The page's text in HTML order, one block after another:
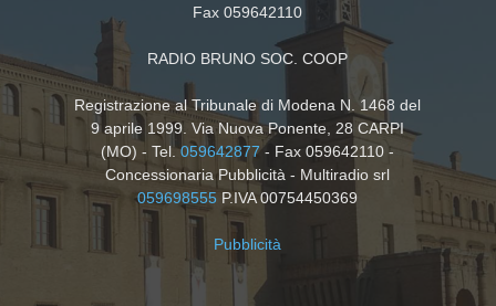
Fax 059642110
RADIO BRUNO SOC. COOP
Registrazione al Tribunale di Modena N. 1468 del
9 aprile 1999. Via Nuova Ponente, 28 CARPI
(MO) - Tel.059642877- Fax 059642110 -
Concessionaria Pubblicità - Multiradio srl
059698555 P.IVA 00754450369
Pubblicità